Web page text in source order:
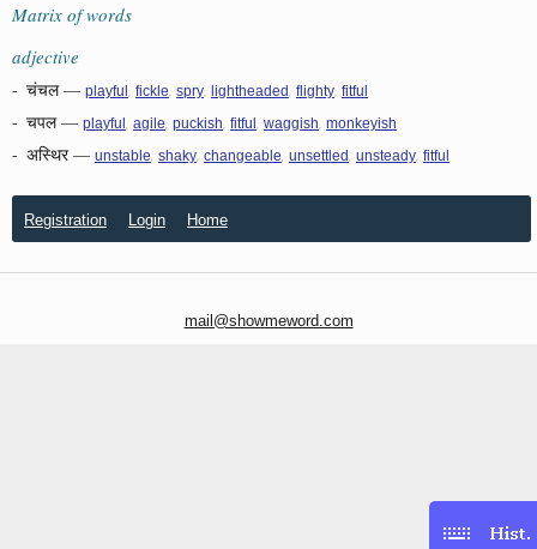
Matrix of words
adjective
- चंचल— playful fickle spry lightheaded flighty fitful
- चपल— playful agile puckish fitful waggish monkeyish
- अस्थिर— unstable shaky changeable unsettled unsteady fitful
Registration Login Home
mail@showmeword.com